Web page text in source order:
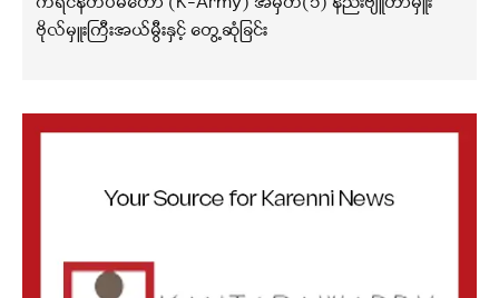
ဗိုလ်မှူးကြီးအယ်မွီးနှင့် တွေ့ဆုံခြင်း